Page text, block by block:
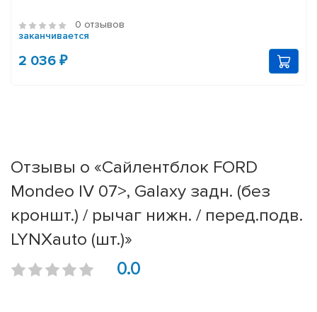
0 отзывов
заканчивается
2 036 ₽
Отзывы о «Сайлентблок FORD
Mondeo IV 07>, Galaxy задн. (без
кроншт.) / рычаг нижн. / перед.подв.
LYNXauto (шт.)»
0.0